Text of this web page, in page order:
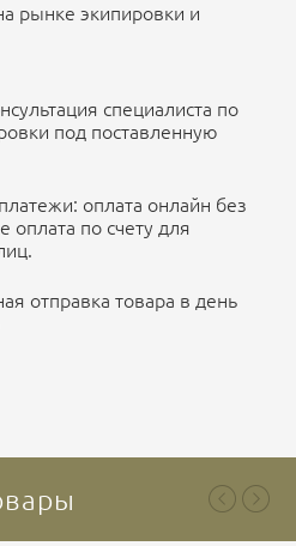
. Этот метод оплаты
лиц . Связывайтесь с
условий поставки и
О СКЛАДЕ
рынке экипировки и
специалиста по
под поставленную
оплата онлайн без
оплата по счету для
отправка товара в день